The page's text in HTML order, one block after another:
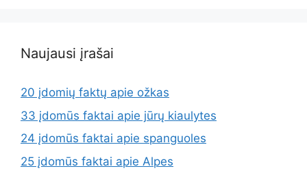
Naujausi įrašai
20 įdomių faktų apie ožkas
33 įdomūs faktai apie jūrų kiaulytes
24 įdomūs faktai apie spanguoles
25 įdomūs faktai apie Alpes